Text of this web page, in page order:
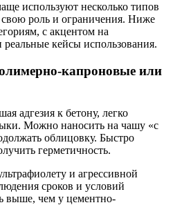
используют несколько типов
роль и ограничения. Ниже
с акцентом на
кейсы использования.
капроновые или
адгезия к бетону, легко
Можно наносить на чашу «с
облицовку. Быстро
герметичность.
и агрессивной
сроков и условий
выше, чем у цементно-